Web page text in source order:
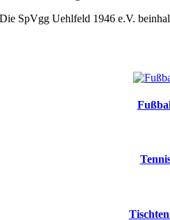
Die SpVgg Uehlfeld 1946 e.V.